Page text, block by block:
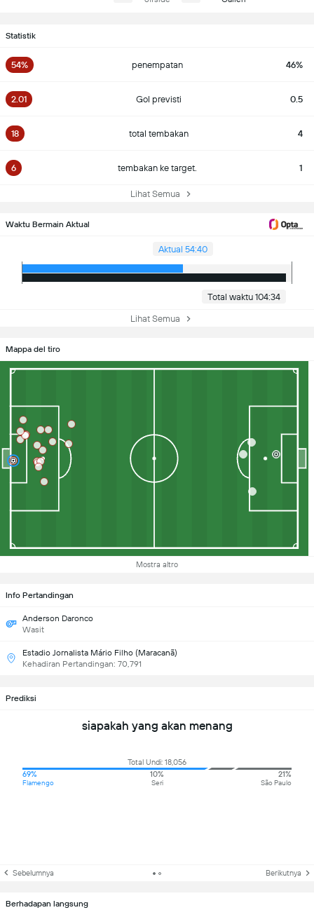
Statistik
54% penempatan 46%
2.01 Gol previsti 0.5
18 total tembakan 4
6 tembakan ke target. 1
Lihat Semua
Waktu Bermain Aktual
Aktual 54:40
Total waktu 104:34
Lihat Semua
Mappa del tiro
Mostra altro
Info Pertandingan
Anderson Daronco
Wasit
Estadio Jornalista Mário Filho (Maracanã)
Kehadiran Pertandingan: 70,791
Prediksi
siapakah yang akan menang
Total Undi: 18,056
69%
Flamengo
10%
Seri
21%
São Paulo
Sebelumnya Berikutnya
Berhadapan langsung